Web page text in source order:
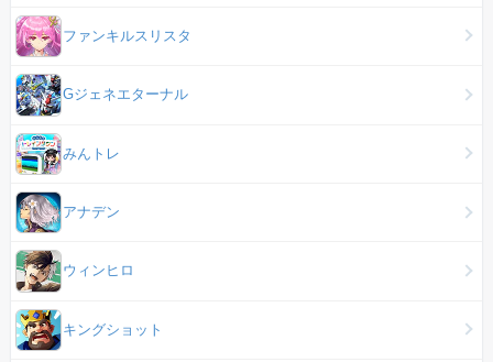
ファンキルスリスタ
Gジェネエターナル
みんトレ
アナデン
ウィンヒロ
キングショット